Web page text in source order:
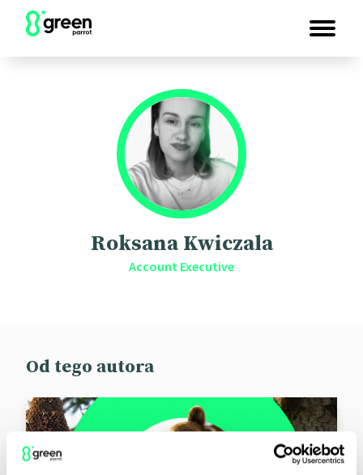
Roksana Kwiczala
Account Executive
Od tego autora